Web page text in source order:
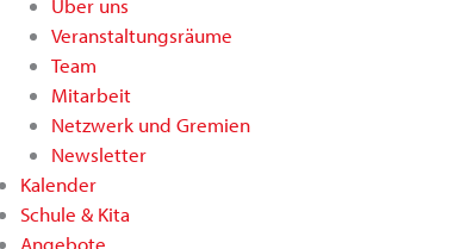
Über uns
Veranstaltungsräume
Team
Mitarbeit
Netzwerk und Gremien
Newsletter
Kalender
Schule & Kita
Angebote